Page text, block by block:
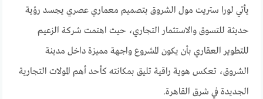
يأتي لورا ستريت مول الشروق بتصميم معماري عصري يجسد رؤية
حديثة للتسوق والاستثمار التجاري، حيث اهتمت شركة الزعيم
للتطوير العقاري بأن يكون المشروع واجهة مميزة داخل مدينة
الشروق، تعكس هوية راقية تليق بمكانته كأحد أهم المولات التجارية
الجديدة في شرق القاهرة.